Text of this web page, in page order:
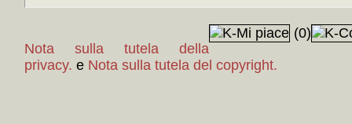
(0)
Nota sulla tutela della
privacy. e Nota sulla tutela del copyright.